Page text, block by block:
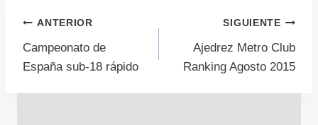
Navegación
de
ANTERIOR
Campeonato de
España sub-18 rápido
SIGUIENTE
Ajedrez Metro Club
Ranking Agosto 2015